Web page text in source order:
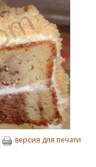
версия для печати